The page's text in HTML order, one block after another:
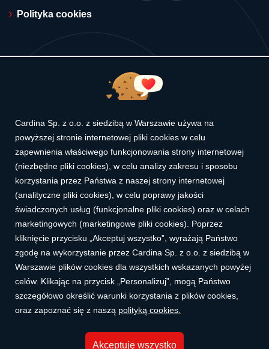
Polityka cookies
Reprezentatywny przykład dla Karty Kredytowej Cardina (limitu
kredytowego udzielonego na podstawie Umowy o Kartę):
Rzeczywista roczna stopa oprocentowania 90,51%. (RRSO) przy
założeniu: Całkowita kwota kredytu (limit): 3 000,00 zł. Czas
obowiązywania umowy: 12 miesięcy. Oprocentowanie nominalne:
14,50% w skali roku (stałe). Opłata za udzielenie limitu
kredytowego: 1,64% wartości limitu miesięcznie (49,20 zł/mies.).
Opłata jednorazowa: 350,00 zł. 12 równych rat miesięcznych w
odsetki 240,81 zł, opłata za limit 590,40 zł, opłata jednorazowa
350,00 zł). Całkowita kwota do zapłaty: 4 181,21 zł. Kalkulacja
została dokonana na dzień 11/05/2026 na reprezentatywnym
przykładzie.
Rzeczywista roczna stopa oprocentowania została obliczona przy
założeniu, że Limit Kredytowy jest w całości wykorzystany poprzez
jedną Transakcję Bezgotówkową (w tym w ramach usługi Fast
transakcji, a data księgowania odpowiada dacie dokonania
transakcji. Umowa o Kartę Kredytową zostaje zawarta w dniu
Cardina Sp. z o.o. z siedzibą w Warszawie używa na
powyższej stronie internetowej pliki cookies w celu
zapewnienia właściwego funkcjonowania strony internetowej
(niezbędne pliki cookies), w celu analizy zakresu i sposobu
korzystania przez Państwa z naszej strony internetowej
(analityczne pliki cookies), w celu poprawy jakości
świadczonych usług (funkcjonalne pliki cookies) oraz w celach
marketingowych (marketingowe pliki cookies). Poprzez
kliknięcie przycisku „Akceptuj wszystko”, wyrażają Państwo
zgodę na wykorzystanie przez Cardina Sp. z o.o. z siedzibą w
Warszawie plików cookies dla wszystkich wskazanych powyżej
celów. Klikając na przycisk „Personalizuj”, mogą Państwo
szczegółowo określić warunki korzystania z plików cookies,
oraz zapoznać się z naszą polityką cookies.
Akceptuję wszystko